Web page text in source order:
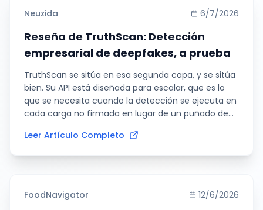
Neuzida 6/7/2026
Reseña de TruthScan: Detección
empresarial de deepfakes, a prueba
TruthScan se sitúa en esa segunda capa, y se sitúa
bien. Su API está diseñada para escalar, que es lo
que se necesita cuando la detección se ejecuta en
cada carga no firmada en lugar de un puñado de
clasifica material entrante o una plataforma que
Leer Artículo Completo
FoodNavigator 12/6/2026